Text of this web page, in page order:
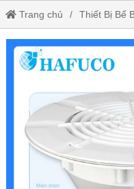
Trang chủ Thiết Bị Bể
Hộp Thu Đáy Bể Bơi